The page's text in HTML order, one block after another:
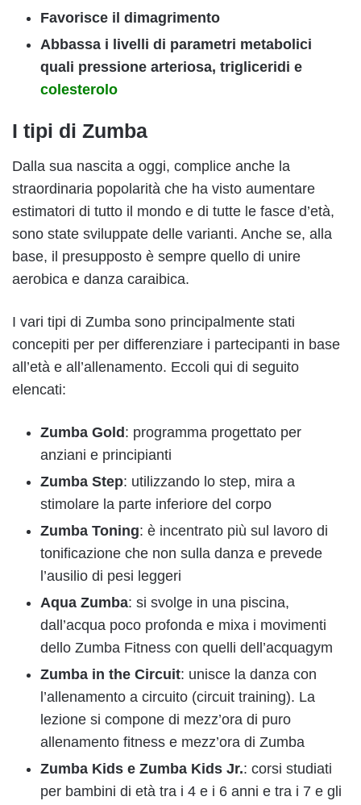
Favorisce il dimagrimento
Abbassa i livelli di parametri metabolici
quali pressione arteriosa, trigliceridi e
colesterolo
I tipi di Zumba
Dalla sua nascita a oggi, complice anche la
straordinaria popolarità che ha visto aumentare
estimatori di tutto il mondo e di tutte le fasce d’età,
sono state sviluppate delle varianti. Anche se, alla
base, il presupposto è sempre quello di unire
aerobica e danza caraibica.
I vari tipi di Zumba sono principalmente stati
concepiti per per differenziare i partecipanti in base
all’età e all’allenamento. Eccoli qui di seguito
elencati:
Zumba Gold : programma progettato per
anziani e principianti
Zumba Step: utilizzando lo step, mira a
stimolare la parte inferiore del corpo
Zumba Toning: è incentrato più sul lavoro di
tonificazione che non sulla danza e prevede
l’ausilio di pesi leggeri
Aqua Zumba: si svolge in una piscina,
dall’acqua poco profonda e mixa i movimenti
dello Zumba Fitness con quelli dell’acquagym
Zumba in the Circuit: unisce la danza con
l’allenamento a circuito (circuit training). La
lezione si compone di mezz’ora di puro
allenamento fitness e mezz’ora di Zumba
Zumba Kids e Zumba Kids Jr.: corsi studiati
per bambini di età tra i 4 e i 6 anni e tra i 7 e gli